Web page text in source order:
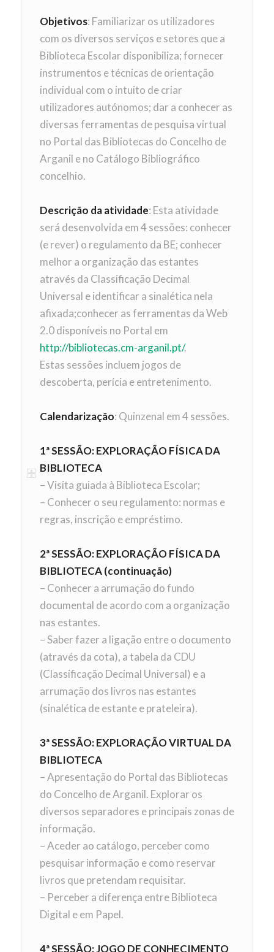
Objetivos: Familiarizar os utilizadores
com os diversos serviços e setores que a
Biblioteca Escolar disponibiliza; fornecer
instrumentos e técnicas de orientação
individual com o intuito de criar
utilizadores autónomos; dar a conhecer as
diversas ferramentas de pesquisa virtual
no Portal das Bibliotecas do Concelho de
Arganil e no Catálogo Bibliográfico
concelhio.
Descrição da atividade: Esta atividade
será desenvolvida em 4 sessões: conhecer
(e rever) o regulamento da BE; conhecer
melhor a organização das estantes
através da Classificação Decimal
Universal e identificar a sinalética nela
afixada;conhecer as ferramentas da Web
2.0 disponíveis no Portal em
http://bibliotecas.cm-arganil.pt/.
Estas sessões incluem jogos de
descoberta, perícia e entretenimento.
Calendarização: Quinzenal em 4 sessões.
1ª SESSÃO: EXPLORAÇÃO FÍSICA DA
BIBLIOTECA
– Visita guiada à Biblioteca Escolar;
– Conhecer o seu regulamento: normas e
regras, inscrição e empréstimo.
2ª SESSÃO: EXPLORAÇÃO FÍSICA DA
BIBLIOTECA (continuação)
– Conhecer a arrumação do fundo
documental de acordo com a organização
nas estantes.
– Saber fazer a ligação entre o documento
(através da cota), a tabela da CDU
(Classificação Decimal Universal) e a
arrumação dos livros nas estantes
(sinalética de estante e prateleira).
3ª SESSÃO: EXPLORAÇÃO VIRTUAL DA
BIBLIOTECA
– Apresentação do Portal das Bibliotecas
do Concelho de Arganil. Explorar os
diversos separadores e principais zonas de
informação.
– Aceder ao catálogo, perceber como
pesquisar informação e como reservar
livros que pretendam requisitar.
– Perceber a diferença entre Biblioteca
Digital e em Papel.
4ª SESSÃO: JOGO DE CONHECIMENTO